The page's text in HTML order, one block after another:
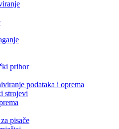
pribor
podataka i oprema
strojevi
pisače